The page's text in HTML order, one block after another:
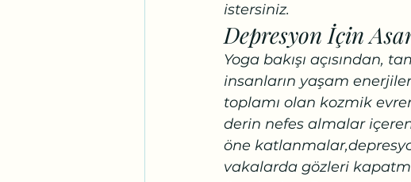
istersiniz.
Depresyon İçin
Yoga bakışı açısından,
insanların yaşam
toplamı olan kozmik
derin nefes almalar
öne
vakalarda gözleri